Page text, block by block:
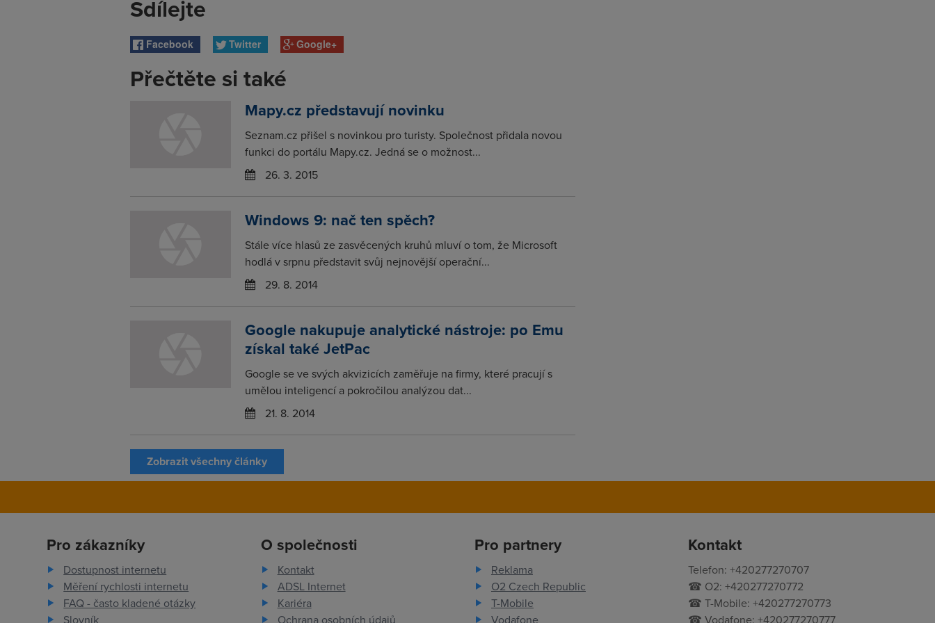
Sdílejte
Facebook Twitter Google+
Přečtěte si také
Mapy.cz představují novinku
Seznam.cz přišel s novinkou pro turisty. Společnost přidala novou
funkci do portálu Mapy.cz. Jedná se o možnost...
26. 3. 2015
Windows 9: nač ten spěch?
Stále více hlasů ze zasvěcených kruhů mluví o tom, že Microsoft
hodlá v srpnu představit svůj nejnovější operační...
29. 8. 2014
Google nakupuje analytické nástroje: po Emu
získal také JetPac
Google se ve svých akvizicích zaměřuje na firmy, které pracují s
umělou inteligencí a pokročilou analýzou dat...
21. 8. 2014
Zobrazit všechny články
Pro zákazníky
Dostupnost internetu
Měření rychlosti internetu
FAQ - často kladené otázky
Slovník
O společnosti
Kontakt
ADSL Internet
Kariéra
Ochrana osobních údajů
Pro partnery
Reklama
O2 Czech Republic
T-Mobile
Vodafone
Kontakt
Telefon: +420277270707
☎ O2: +420277270772
☎ T-Mobile: +420277270773
☎ Vodafone: +420277270777